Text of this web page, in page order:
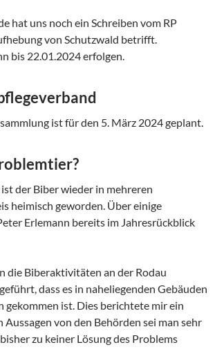
hat uns noch ein Schreiben vom RP
von Schutzwald betrifft.
bis 22.01.2024 erfolgen.
ist für den 5. März 2024 geplant.
der Biber wieder in mehreren
heimisch geworden. Über einige
Erlemann bereits im Jahresrückblick
die Biberaktivitäten an der Rodau
dass es in naheliegenden Gebäuden
gekommen ist. Dies berichtete mir ein
von den Behörden sei man sehr
zu keiner Lösung des Problems